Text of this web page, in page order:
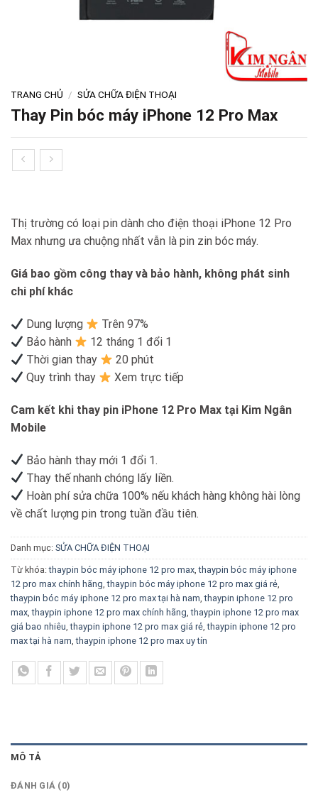
TRANG CHỦ / SỬA CHỮA ĐIỆN THOẠI
Thay Pin bóc máy iPhone 12 Pro Max
Thị trường có loại pin dành cho điện thoại iPhone 12 Pro
Max nhưng ưa chuộng nhất vẫn là pin zin bóc máy.
Giá bao gồm công thay và bảo hành, không phát sinh
chi phí khác
Dung lượng
Trên 97%
Bảo hành
12 tháng 1 đổi 1
Thời gian thay
20 phút
Quy trình thay
Xem trực tiếp
Cam kết khi thay pin iPhone 12 Pro Max tại Kim Ngân
Mobile
Bảo hành thay mới 1 đổi 1.
Thay thế nhanh chóng lấy liền.
Hoàn phí sửa chữa 100% nếu khách hàng không hài lòng
về chất lượng pin trong tuần đầu tiên.
Danh mục: SỬA CHỮA ĐIỆN THOẠI
Từ khóa:thaypin bóc máy iphone 12 pro max,thaypin bóc máy iphone
12 pro max chính hãng,thaypin bóc máy iphone 12 pro max giá rẻ,
thaypin bóc máy iphone 12 pro max tại hà nam,thaypin iphone 12 pro
max,thaypin iphone 12 pro max chính hãng,thaypin iphone 12 pro max
giá bao nhiêu,thaypin iphone 12 pro max giá rẻ,thaypin iphone 12 pro
max tại hà nam,thaypin iphone 12 pro max uy tín
MÔ TẢ
ĐÁNH GIÁ (0)